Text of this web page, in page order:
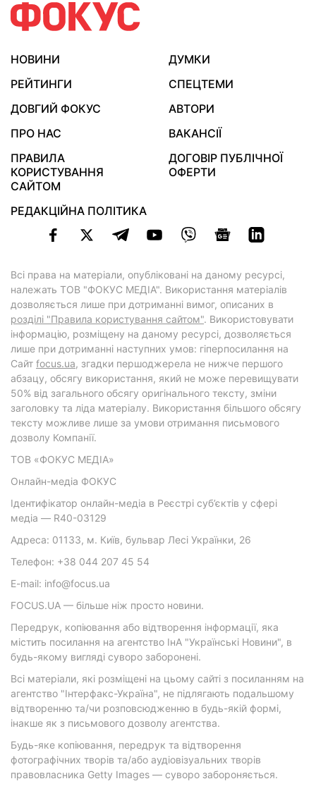
НОВИНИ
ДУМКИ
РЕЙТИНГИ
СПЕЦТЕМИ
ДОВГИЙ ФОКУС
АВТОРИ
ПРО НАС
ВАКАНСІЇ
ПРАВИЛА
КОРИСТУВАННЯ
САЙТОМ
ДОГОВІР ПУБЛІЧНОЇ
ОФЕРТИ
РЕДАКЦІЙНА ПОЛІТИКА
Всі права на матеріали, опубліковані на даному ресурсі,
належать ТОВ "ФОКУС МЕДІА". Використання матеріалів
дозволяється лише при дотриманні вимог, описаних в
розділі "Правила користування сайтом". Використовувати
інформацію, розміщену на даному ресурсі, дозволяється
лише при дотриманні наступних умов: гіперпосилання на
Cайт focus.ua, згадки першоджерела не нижче першого
абзацу, обсягу використання, який не може перевищувати
50% від загального обсягу оригінального тексту, зміни
заголовку та ліда матеріалу. Використання більшого обсягу
тексту можливе лише за умови отримання письмового
дозволу Компанії.
ТОВ «ФОКУС МЕДІА»
Онлайн-медіа ФОКУС
Ідентифікатор онлайн-медіа в Реєстрі суб’єктів у сфері
медіа — R40-03129
Адреса: 01133, м. Київ, бульвар Лесі Українки, 26
Телефон: +38 044 207 45 54
E-mail: info@focus.ua
FOCUS.UA — більше ніж просто новини.
Передрук, копіювання або відтворення інформації, яка
містить посилання на агентство ІнА "Українські Новини", в
будь-якому вигляді суворо заборонені.
Всі матеріали, які розміщені на цьому сайті з посиланням на
агентство "Інтерфакс-Україна", не підлягають подальшому
відтворенню та/чи розповсюдженню в будь-якій формі,
інакше як з письмового дозволу агентства.
Будь-яке копіювання, передрук та відтворення
фотографічних творів та/або аудіовізуальних творів
правовласника Getty Images — суворо забороняється.